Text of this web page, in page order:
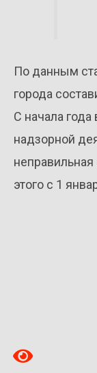
По данным
города
С начала
надзорной
этого с 1